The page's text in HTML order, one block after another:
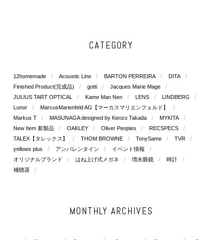
CATEGORY
12homemade Acoustic Line BARTON PERREIRA
DITA
Finished Product(完成品)
gotti
Jacques Marie Mage
JULIUS TART OPTICAL
Kame Man Nen LENS
LINDBERG
Lunor
MarcusMarienfeld AG【マーカスマリエンフェルド】
Markus T
MASUNAGA designed by Kenzo Takada
MYKITA
New Item 新製品
OAKLEY Oliver Peoples
RECSPECS
TALEX【タレックス】
THOM BROWNE TonySame
TVR
yellows plus
アンバレンタイン
イベント情報
オリジナルブランド
はね上げ式メガネ 増永眼鏡
時計
補聴器
MONTHLY ARCHIVES